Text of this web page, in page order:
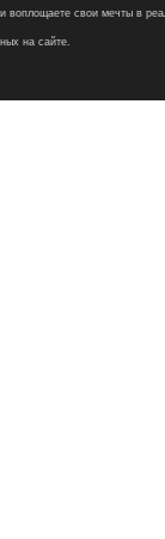
воплощаете свои мечты в
на сайте.